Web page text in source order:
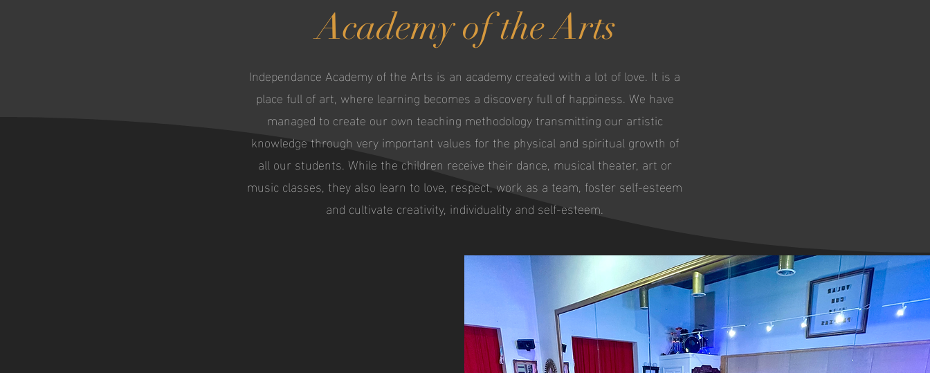
Academy of the Arts
Independance Academy of the Arts is an academy created with a lot of love. It is a
place full of art, where learning becomes a discovery full of happiness. We have
managed to create our own teaching methodology transmitting our artistic
knowledge through very important values for the physical and spiritual growth of
all our students. While the children receive their dance, musical theater, art or
music classes, they also learn to love, respect, work as a team, foster self-esteem
and cultivate creativity, individuality and self-esteem.